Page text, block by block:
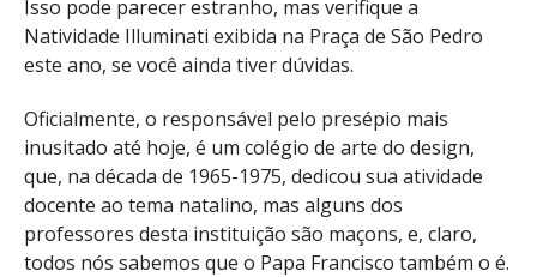
Isso pode parecer estranho, mas verifique a
Natividade Illuminati exibida na Praça de São Pedro
este ano, se você ainda tiver dúvidas.
Oficialmente, o responsável pelo presépio mais
inusitado até hoje, é um colégio de arte do design,
que, na década de 1965-1975, dedicou sua atividade
docente ao tema natalino, mas alguns dos
professores desta instituição são maçons, e, claro,
todos nós sabemos que o Papa Francisco também o é.